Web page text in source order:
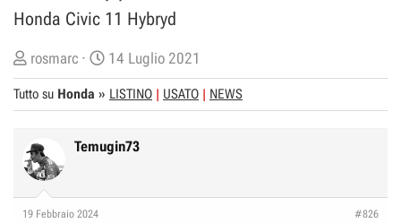
Honda Civic 11 Hybryd
C
r
e
t
o
e
rosmarc
D
a
t
d
14 Luglio 2021
Tutto su Honda » LISTINO USATO NEWS
Temugin73
19 Febbraio 2024 #826